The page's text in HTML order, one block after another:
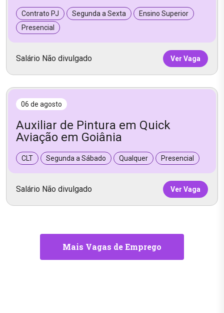
Contrato PJ Segunda a Sexta
Ensino Superior
Presencial
Salário Não divulgado Ver Vaga
06 de agosto
Auxiliar de Pintura em Quick
Aviação em Goiânia
CLT Segunda a Sábado Qualquer Presencial
Salário Não divulgado Ver Vaga
Mais Vagas de Emprego